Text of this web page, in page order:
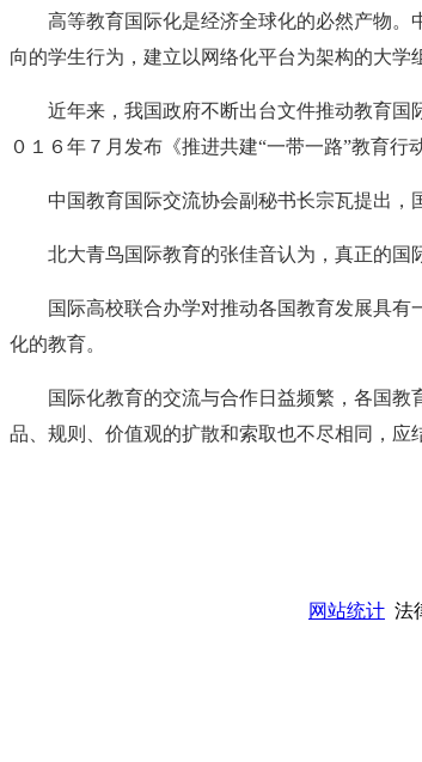
高等教育国际化是经济全球化的必然产物
向的学生行为，建立以网络化平台为架构的大学
近年来，我国政府不断出台文件推动教育
０１６年７月发布《推进共建“一带一路”教育行
中国教育国际交流协会副秘书长宗瓦提出，
北大青鸟国际教育的张佳音认为，真正的国
国际高校联合办学对推动各国教育发展具
化的教育。
国际化教育的交流与合作日益频繁，各国
品、规则、价值观的扩散和索取也不尽相同，应
网站统计 法